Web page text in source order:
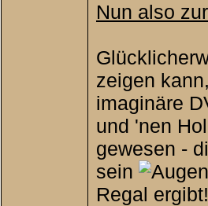
Nun also
zeigen
imaginäre
und 'nen
gewesen -
sein
Regal ergibt!